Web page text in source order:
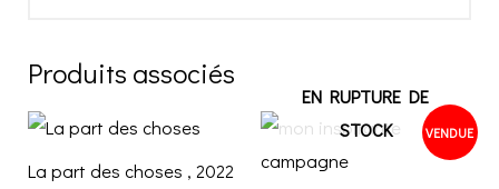
Produits associés
La part des choses , 2022
VENDUE
EN RUPTURE DE
STOCK